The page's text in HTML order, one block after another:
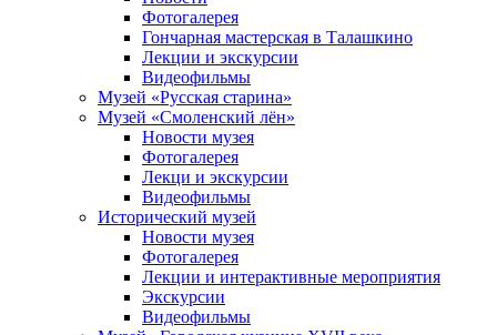
Фотогалерея
Гончарная мастерская в Талашкино
Лекции и экскурсии
Видеофильмы
Музей «Русская старина»
Музей «Смоленский лён»
Новости музея
Фотогалерея
Лекци и экскурсии
Видеофильмы
Исторический музей
Новости музея
Фотогалерея
Лекции и интерактивные мероприятия
Экскурсии
Видеофильмы